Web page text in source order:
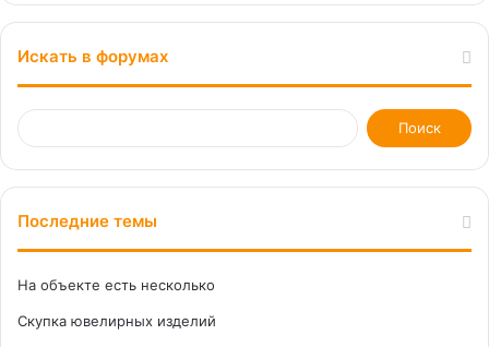
Искать в форумах
Последние темы
На объекте есть несколько
Скупка ювелирных изделий